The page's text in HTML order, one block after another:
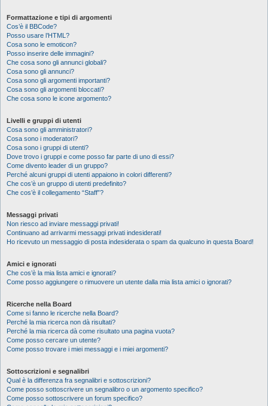
Formattazione e tipi di argomenti
Cos’è il BBCode?
Posso usare l’HTML?
Cosa sono le emoticon?
Posso inserire delle immagini?
Che cosa sono gli annunci globali?
Cosa sono gli annunci?
Cosa sono gli argomenti importanti?
Cosa sono gli argomenti bloccati?
Che cosa sono le icone argomento?
Livelli e gruppi di utenti
Cosa sono gli amministratori?
Cosa sono i moderatori?
Cosa sono i gruppi di utenti?
Dove trovo i gruppi e come posso far parte di uno di essi?
Come divento leader di un gruppo?
Perché alcuni gruppi di utenti appaiono in colori differenti?
Che cos’è un gruppo di utenti predefinito?
Che cos’è il collegamento “Staff”?
Messaggi privati
Non riesco ad inviare messaggi privati!
Continuano ad arrivarmi messaggi privati indesiderati!
Ho ricevuto un messaggio di posta indesiderata o spam da qualcuno in questa Board!
Amici e ignorati
Che cos’è la mia lista amici e ignorati?
Come posso aggiungere o rimuovere un utente dalla mia lista amici o ignorati?
Ricerche nella Board
Come si fanno le ricerche nella Board?
Perché la mia ricerca non dà risultati?
Perché la mia ricerca dà come risultato una pagina vuota?
Come posso cercare un utente?
Come posso trovare i miei messaggi e i miei argomenti?
Sottoscrizioni e segnalibri
Qual è la differenza fra segnalibri e sottoscrizioni?
Come posso sottoscrivere un segnalibro o un argomento specifico?
Come posso sottoscrivere un forum specifico?